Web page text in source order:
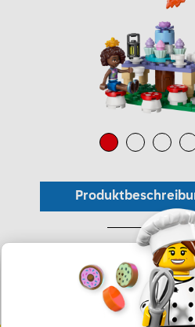
*Unverbindliche
Die Preisgestaltung liegt im